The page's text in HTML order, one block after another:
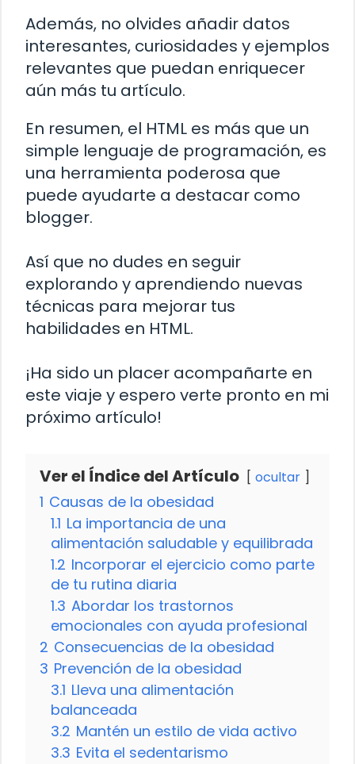
Además, no olvides añadir datos
interesantes, curiosidades y ejemplos
relevantes que puedan enriquecer
aún más tu artículo.
En resumen, el HTML es más que un
simple lenguaje de programación, es
una herramienta poderosa que
puede ayudarte a destacar como
blogger.
Así que no dudes en seguir
explorando y aprendiendo nuevas
técnicas para mejorar tus
habilidades en HTML.
¡Ha sido un placer acompañarte en
este viaje y espero verte pronto en mi
próximo artículo!
Ver el Índice del Artículo ocultar
1 Causas de la obesidad
1.1 La importancia de una
alimentación saludable y equilibrada
1.2 Incorporar el ejercicio como parte
de tu rutina diaria
1.3 Abordar los trastornos
emocionales con ayuda profesional
2 Consecuencias de la obesidad
3 Prevención de la obesidad
3.1 Lleva una alimentación
balanceada
3.2 Mantén un estilo de vida activo
3.3 Evita el sedentarismo